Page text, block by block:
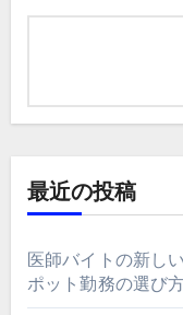
最近の投稿
医師バイトの新し
ポット勤務の選び